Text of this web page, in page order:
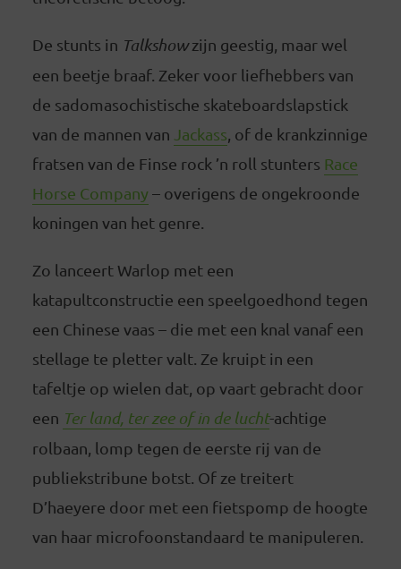
De stunts in Talkshowzijn geestig, maar wel
een beetje braaf. Zeker voor liefhebbers van
de sadomasochistische skateboardslapstick
van de mannen van Jackass , of de krankzinnige
fratsen van de Finse rock ’n roll stunters Race
Horse Company– overigens de ongekroonde
koningen van het genre.
Zo lanceert Warlop met een
katapultconstructie een speelgoedhond tegen
een Chinese vaas – die met een knal vanaf een
stellage te pletter valt. Ze kruipt in een
tafeltje op wielen dat, op vaart gebracht door
een Ter land, ter zee of in de lucht-achtige
rolbaan, lomp tegen de eerste rij van de
publiekstribune botst. Of ze treitert
D’haeyere door met een fietspomp de hoogte
van haar microfoonstandaard te manipuleren.